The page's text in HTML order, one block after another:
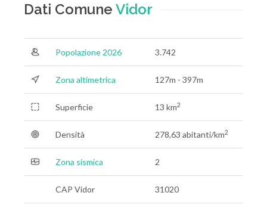
Dati Comune Vidor
Popolazione 2026 3.742
Zona altimetrica 127m - 397m
Superficie 13 km2
Densità 278,63 abitanti/km2
Zona sismica 2
CAP Vidor 31020